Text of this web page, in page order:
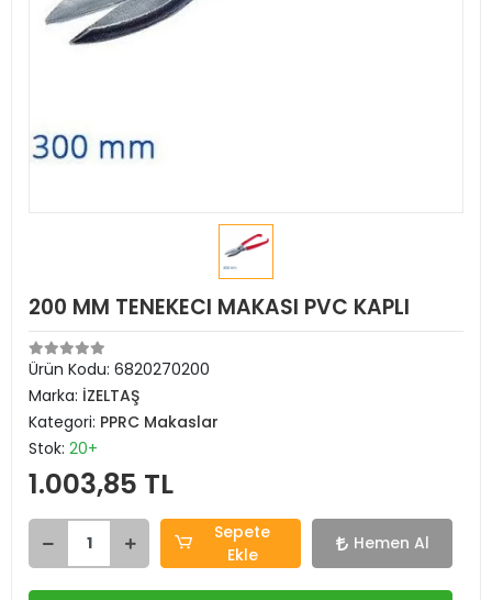
200 MM TENEKECI MAKASI PVC KAPLI
Ürün Kodu: 6820270200
Marka: İZELTAŞ
Kategori: PPRC Makaslar
Stok: 20+
1.003,85 TL
Sepete
Ekle
Hemen Al